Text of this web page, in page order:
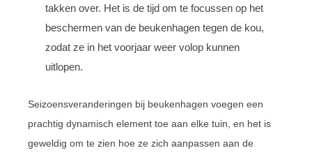
takken over. Het is de tijd om te focussen op het
beschermen van de beukenhagen tegen de kou,
zodat ze in het voorjaar weer volop kunnen
uitlopen.
Seizoensveranderingen bij beukenhagen voegen een
prachtig dynamisch element toe aan elke tuin, en het is
geweldig om te zien hoe ze zich aanpassen aan de